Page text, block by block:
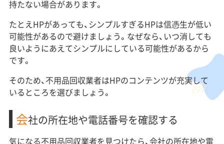
持たない場合があります。
たとえHPがあっても、シンプルすぎるHPは信憑生が低い
可能性があるので避けましょう。なぜなら、いつ消しても
良いようにあえてシンプルにしている可能性があるから
です。
そのため、不用品回収業者はHPのコンテンツが充実して
いるところを選びましょう。
会社の所在地や電話番号を確認する
気になる不用品回収業者を見つけたら、会社の所在地や電